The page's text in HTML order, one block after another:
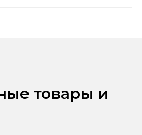
товары и